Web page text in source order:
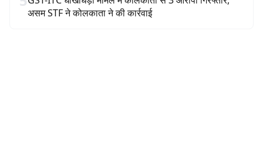
असम STF ने कोलकाता ने की कार्रवाई